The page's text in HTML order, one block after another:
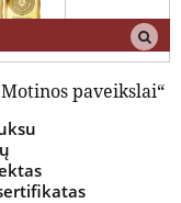
paveikslai“